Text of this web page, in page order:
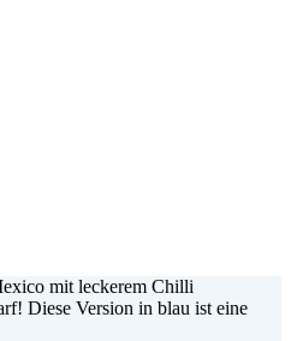
mit leckerem Chilli
Diese Version in blau ist eine